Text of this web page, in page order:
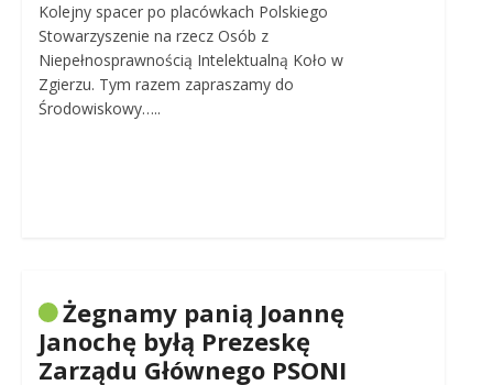
Kolejny spacer po placówkach Polskiego
Stowarzyszenie na rzecz Osób z
Niepełnosprawnością Intelektualną Koło w
Zgierzu. Tym razem zapraszamy do
Środowiskowy…..
Żegnamy panią Joannę
Janochę byłą Prezeskę
Zarządu Głównego PSONI